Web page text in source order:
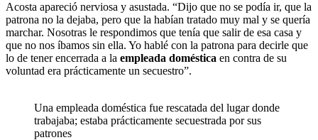
Acosta apareció nerviosa y asustada. “Dijo que no se podía ir, que la
patrona no la dejaba, pero que la habían tratado muy mal y se quería
marchar. Nosotras le respondimos que tenía que salir de esa casa y
que no nos íbamos sin ella. Yo hablé con la patrona para decirle que
lo de tener encerrada a la empleada doméstica en contra de su
voluntad era prácticamente un secuestro”.
Una empleada doméstica fue rescatada del lugar donde
trabajaba; estaba prácticamente secuestrada por sus
patrones